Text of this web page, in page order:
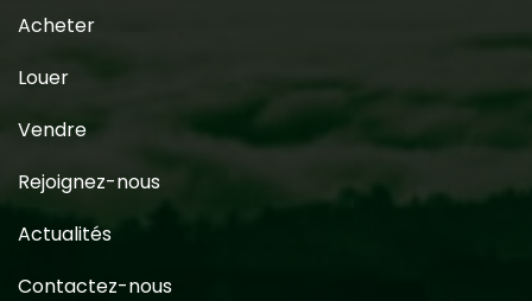
Acheter
Louer
Vendre
Rejoignez-nous
Actualités
Contactez-nous